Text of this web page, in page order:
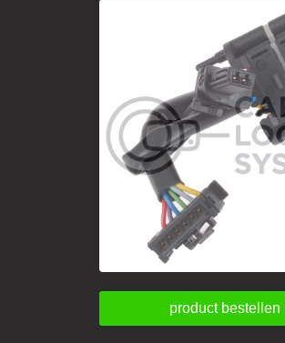
product bestellen